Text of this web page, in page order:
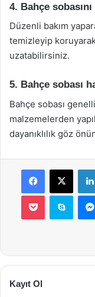
4. Bahçe
Düzenli bakım
temizleyip
uzatabilirsiniz.
5. Bahçe sobası
Bahçe sobası
malzemelerden
dayanıklılık göz
Facebook
X
Pocket Skype
Kayıt Ol